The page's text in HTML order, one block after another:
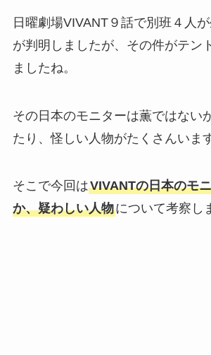
日曜劇場VIVANT９話で別班４人
が判明しましたが、その件がテン
ましたね。
その日本のモニターは薫ではない
たり、怪しい人物がたくさんいます
そこで今回はVIVANTの日本のモ
か、疑わしい人物について考察し